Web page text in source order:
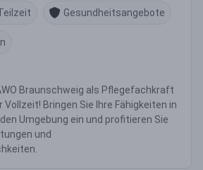
Gesundheitsangebote
Braunschweig als Pflegefachkraft
Bringen Sie Ihre Fähigkeiten in
Umgebung ein und profitieren Sie
und